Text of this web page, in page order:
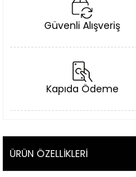
Güvenli Alışveriş
Kapıda Ödeme
ÜRÜN ÖZELLIKLERI